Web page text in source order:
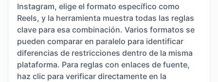
Instagram, elige el formato específico como
Reels, y la herramienta muestra todas las reglas
clave para esa combinación. Varios formatos se
pueden comparar en paralelo para identificar
diferencias de restricciones dentro de la misma
plataforma. Para reglas con enlaces de fuente,
haz clic para verificar directamente en la